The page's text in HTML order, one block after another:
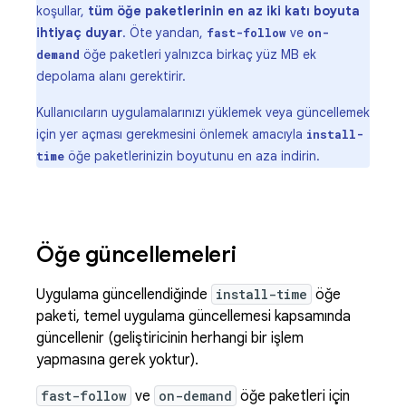
koşullar, tüm öğe paketlerinin en az iki katı boyuta
ihtiyaç duyar. Öte yandan, fast-follow ve on-
demand öğe paketleri yalnızca birkaç yüz MB ek
depolama alanı gerektirir.
Kullanıcıların uygulamalarınızı yüklemek veya güncellemek
için yer açması gerekmesini önlemek amacıyla install-
time öğe paketlerinizin boyutunu en aza indirin.
Öğe güncellemeleri
Uygulama güncellendiğinde install-time öğe
paketi, temel uygulama güncellemesi kapsamında
güncellenir (geliştiricinin herhangi bir işlem
yapmasına gerek yoktur).
fast-follow ve on-demand öğe paketleri için